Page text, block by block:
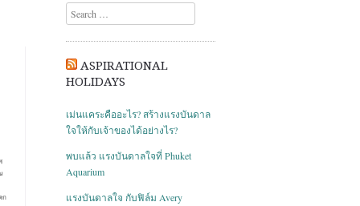
Search
ASPIRATIONAL
HOLIDAYS
เม่นแคระคืออะไร? สร้างแรงบันดาล
ใจให้กับเจ้าของได้อย่างไร?
พบแล้ว แรงบันดาลใจที่ Phuket
Aquarium
แรงบันดาลใจ กับฟิล์ม Avery